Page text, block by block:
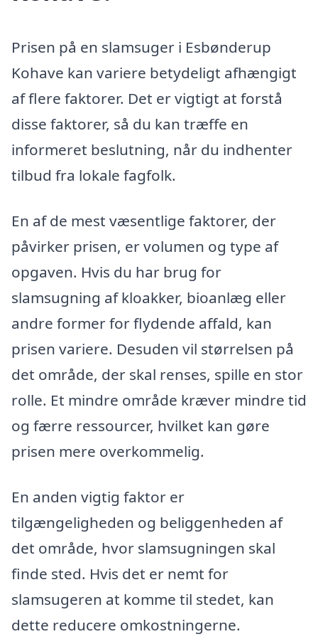
Prisen på en slamsuger i Esbønderup
Kohave kan variere betydeligt afhængigt
af flere faktorer. Det er vigtigt at forstå
disse faktorer, så du kan træffe en
informeret beslutning, når du indhenter
tilbud fra lokale fagfolk.
En af de mest væsentlige faktorer, der
påvirker prisen, er volumen og type af
opgaven. Hvis du har brug for
slamsugning af kloakker, bioanlæg eller
andre former for flydende affald, kan
prisen variere. Desuden vil størrelsen på
det område, der skal renses, spille en stor
rolle. Et mindre område kræver mindre tid
og færre ressourcer, hvilket kan gøre
prisen mere overkommelig.
En anden vigtig faktor er
tilgængeligheden og beliggenheden af
det område, hvor slamsugningen skal
finde sted. Hvis det er nemt for
slamsugeren at komme til stedet, kan
dette reducere omkostningerne.